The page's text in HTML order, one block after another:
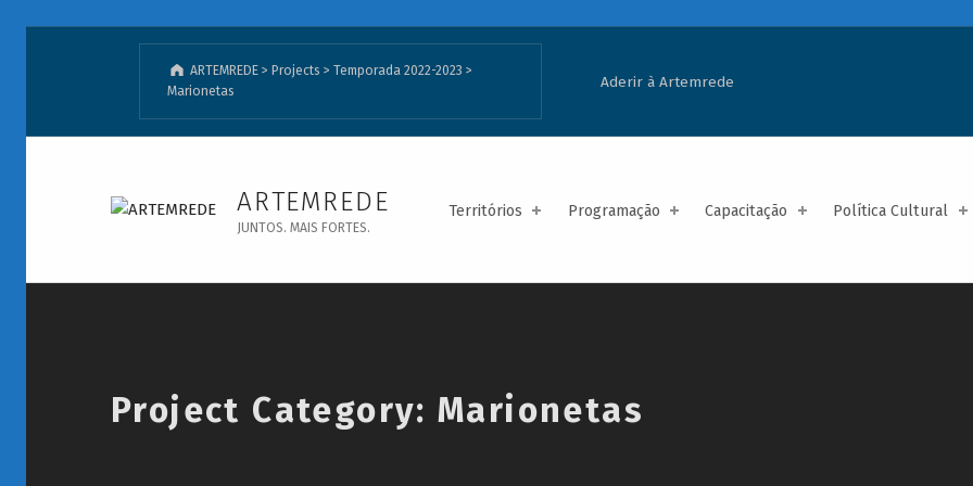
Marionetas - ARTEMREDE
ARTEMREDE
JUNTOS. MAIS FORTES.
Territórios Programação Capacitação Política Cultural
ARTEMREDE> Projects > Temporada 2022-2023 >
Marionetas
Aderir à Artemrede
Introduction
Project Category:Marionetas